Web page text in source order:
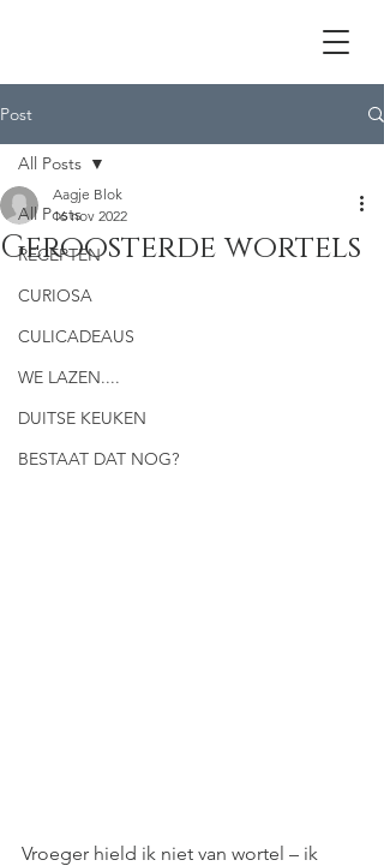
Post
All Posts
RECEPTEN
CURIOSA
CULICADEAUS
WE LAZEN....
DUITSE KEUKEN
BESTAAT DAT NOG?
All Posts
Geroosterde wortels
Aagje Blok
16 nov 2022
Vroeger hield ik niet van wortel – ik